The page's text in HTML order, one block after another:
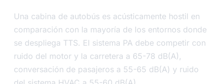
Una cabina de autobús es acústicamente hostil en
comparación con la mayoría de los entornos donde
se despliega TTS. El sistema PA debe competir con
ruido del motor y la carretera a 65-78 dB(A),
conversación de pasajeros a 55-65 dB(A) y ruido